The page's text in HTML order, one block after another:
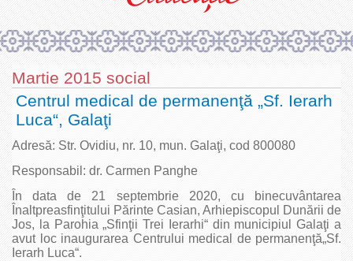
Martie 2015 social
Centrul medical de permanenţă „Sf. Ierarh
Luca“, Galaţi
Adresă: Str. Ovidiu, nr. 10, mun. Galaţi, cod 800080
Responsabil: dr. Carmen Panghe
În data de 21 septembrie 2020, cu binecuvântarea
Înaltpreasfinţitului Părinte Casian, Arhiepiscopul Dunării de
Jos, la Parohia „Sfinţii Trei Ierarhi“ din municipiul Galaţi a
avut loc inaugurarea Centrului medical de permanenţă„Sf.
Ierarh Luca“.